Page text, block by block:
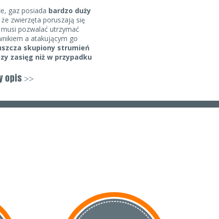
gaz posiada bardzo duży
że zwierzęta poruszają się
pozwalać utrzymać
a atakującym go
skupiony strumień
zasięg niż w przypadku
jest podatny na wiatr,
na podmuch zwrotny.
gaz obezwładniający
zarówno wobec ludzi,
w gazie wynosi
temperaturą powyżej
dystans od
opis >>